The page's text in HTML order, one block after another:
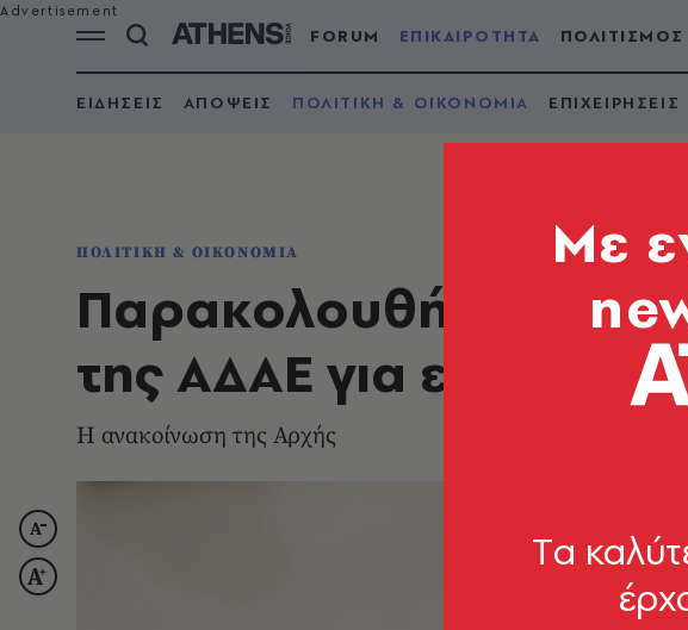
FORUM ΕΠΙΚΑΙΡΟΤΗΤΑ ΠΟΛΙΤΙΣΜΟΣ
ΕΙΔΗΣΕΙΣ ΑΠΟΨΕΙΣ ΠΟΛΙΤΙΚΗ & ΟΙΚΟΝΟΜΙΑ ΕΠΙΧΕΙΡΗΣΕΙΣ
ΠΟΛΙΤΙΚΗ & ΟΙΚΟΝΟΜΙΑ
Παρακολουθήσεις:
της ΑΔΑΕ για
Η ανακοίνωση της Αρχής
Mε
Tα